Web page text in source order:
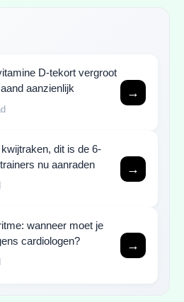
D-tekort vergroot
aanzienlijk
→
dit is de 6-
nu aanraden
→
wanneer moet je
cardiologen?
→